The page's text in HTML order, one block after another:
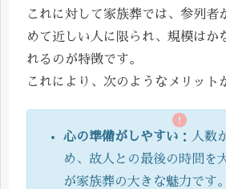
これに対して家族葬では、参列者
めて近しい人に限られ、規模はか
れるのが特徴です。
これにより、次のようなメリット
心の準備がしやすい ：人数
め、故人との最後の時間を
が家族葬の大きな魅力です